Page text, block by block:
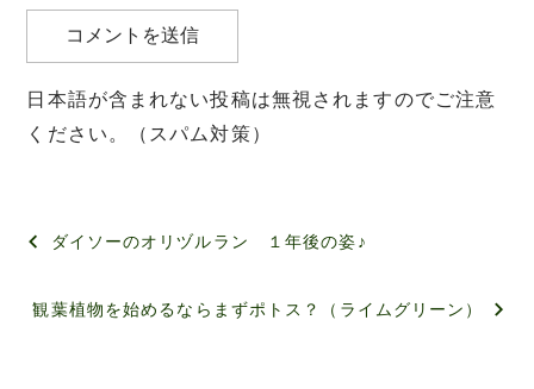
日本語が含まれない投稿は無視されますのでご注意
ください。（スパム対策）
投
ナ
ダイソーのオリヅルラン １年後の姿♪
観葉植物を始めるならまずポトス？（ライムグリーン）